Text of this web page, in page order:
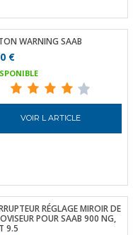
WARNING SAAB
€
VOIR L ARTICLE
RÉGLAGE MIROIR DE
POUR SAAB 900 NG,
9.5